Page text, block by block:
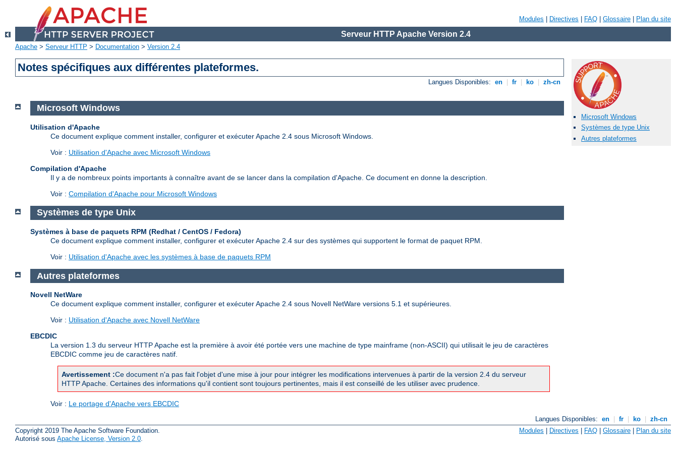
Modules Directives FAQ Glossaire Plan du site
Serveur HTTP Apache Version 2.4
Apache > Serveur HTTP > Documentation > Version 2.4
Notes spécifiques aux différentes plateformes.
Langues Disponibles: en fr ko zh-cn
Microsoft Windows
Systèmes de type Unix
Autres plateformes
Microsoft Windows
Utilisation d'Apache
Ce document explique comment installer, configurer et exécuter Apache 2.4 sous Microsoft Windows.
Voir : Utilisation d'Apache avec Microsoft Windows
Compilation d'Apache
Il y a de nombreux points importants à connaître avant de se lancer dans la compilation d'Apache. Ce document en donne la description.
Voir : Compilation d'Apache pour Microsoft Windows
Systèmes de type Unix
Systèmes à base de paquets RPM (Redhat / CentOS / Fedora)
Ce document explique comment installer, configurer et exécuter Apache 2.4 sur des systèmes qui supportent le format de paquet RPM.
Voir : Utilisation d'Apache avec les systèmes à base de paquets RPM
Autres plateformes
Novell NetWare
Ce document explique comment installer, configurer et exécuter Apache 2.4 sous Novell NetWare versions 5.1 et supérieures.
Voir : Utilisation d'Apache avec Novell NetWare
EBCDIC
La version 1.3 du serveur HTTP Apache est la première à avoir été portée vers une machine de type mainframe (non-ASCII) qui utilisait le jeu de caractères
EBCDIC comme jeu de caractères natif.
Avertissement :Ce document n'a pas fait l'objet d'une mise à jour pour intégrer les modifications intervenues à partir de la version 2.4 du serveur
HTTP Apache. Certaines des informations qu'il contient sont toujours pertinentes, mais il est conseillé de les utiliser avec prudence.
Voir : Le portage d'Apache vers EBCDIC
Langues Disponibles: en fr ko
zh-cn
Copyright 2019 The Apache Software Foundation.
Autorisé sous Apache License, Version 2.0
Modules Directives FAQ Glossaire Plan du site